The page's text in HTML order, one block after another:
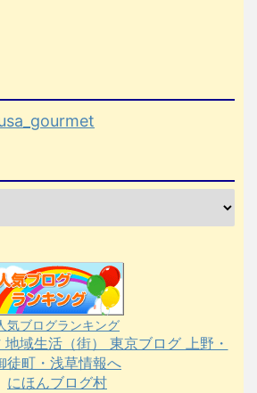
気ブログランキング
にほんブログ村